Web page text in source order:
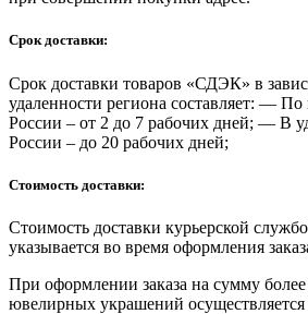
Срок доставки:
Срок доставки товаров «СДЭК» в
удаленности региона составляет: — По
России – от 2 до 7 рабочих дней; — В
России – до 20 рабочих дней;
Стоимость доставки:
Стоимость доставки курьерской
указывается во время оформления
При оформлении заказа на сумму более
ювелирных украшений осуществляется